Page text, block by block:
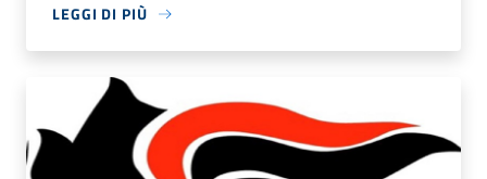
LEGGI DI PIÙ